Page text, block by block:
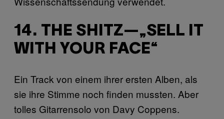
14. THE SHITZ—„SELL IT
WITH YOUR FACE“
Ein Track von einem ihrer ersten Alben, als
sie ihre Stimme noch finden mussten. Aber
tolles Gitarrensolo von Davy Coppens.